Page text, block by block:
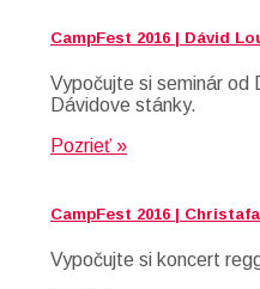
CampFest 2016 | Dávid
Vypočujte si seminár od
Dávidove stánky.
Pozrieť »
CampFest 2016 |
Vypočujte si koncert